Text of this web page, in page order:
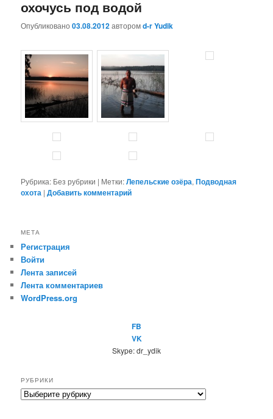
охочусь под водой
Опубликовано03.08.2012авторомd-r Yudik
Рубрика: Без рубрики | Метки:Лепельские озёра,Подводная
охота |Добавить комментарий
МЕТА
Регистрация
Войти
Лента записей
Лента комментариев
WordPress.org
FB
VK
Skype: dr_ydik
РУБРИКИ
Р